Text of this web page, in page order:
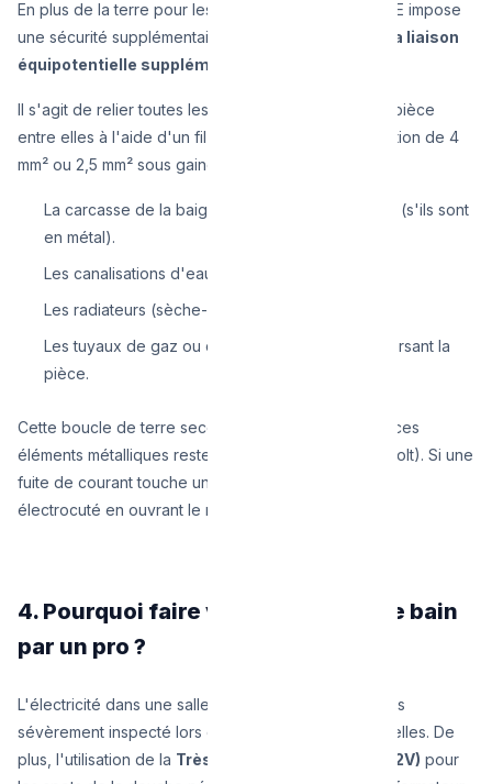
En plus de la terre pour les prises de courant, le RGIE impose
une sécurité supplémentaire dans la salle de bain :
la liaison
équipotentielle supplémentaire
Il s'agit de relier toutes les parties métalliques de la pièce
entre elles à l'aide d'un fil de cuivre vert/jaune (section de 4
mm² ou 2,5 mm² sous gaine). Cela concerne :
La carcasse de la baignoire ou du bac à douche (s'ils sont
en métal).
Les canalisations d'eau chaude et d'eau froide.
Les radiateurs (sèche-serviettes à eau).
Les tuyaux de gaz ou de chauffage central traversant la
pièce.
Cette boucle de terre secondaire garantit que tous ces
éléments métalliques restent au même potentiel (0 Volt). Si une
fuite de courant touche un tuyau, vous ne serez pas
électrocuté en ouvrant le robinet.
4. Pourquoi faire valider sa salle de bain
par un pro ?
L'électricité dans une salle de bain est le point le plus
sévèrement inspecté lors d'un contrôle RGIE à Bruxelles. De
plus, l'utilisation de la Très Basse Tension (TBTS 12V) pour